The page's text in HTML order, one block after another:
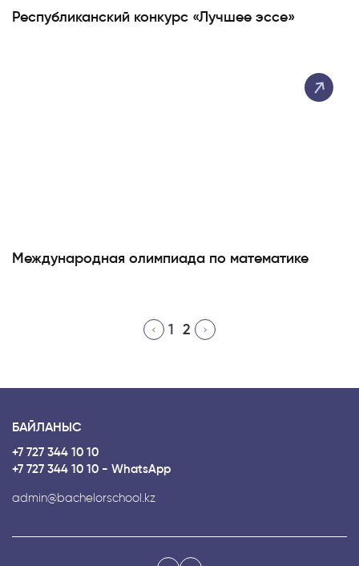
Республиканский конкурс «Лучшее эссе»
Международная олимпиада по математике
1 2
БАЙЛАНЫС
+7 727 344 10 10
+7 727 344 10 10 - WhatsApp
admin@bachelorschool.kz